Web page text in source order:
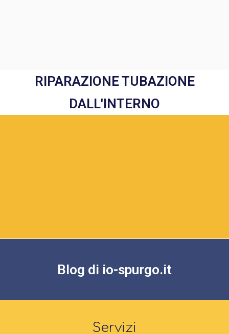
RIPARAZIONE TUBAZIONE
DALL'INTERNO
Blog di io-spurgo.it
Servizi